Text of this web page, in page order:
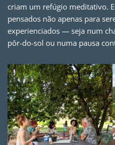
criam um refúgio meditativo.
pensados não apenas para
experienciados — seja num
pôr-do-sol ou numa pausa